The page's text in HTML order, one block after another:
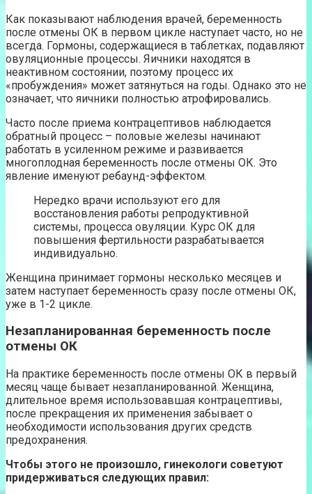
Как показывают наблюдения врачей, беременность
после отмены ОК в первом цикле наступает часто, но не
всегда. Гормоны, содержащиеся в таблетках, подавляют
овуляционные процессы. Яичники находятся в
неактивном состоянии, поэтому процесс их
«пробуждения» может затянуться на годы. Однако это не
означает, что яичники полностью атрофировались.
Часто после приема контрацептивов наблюдается
обратный процесс – половые железы начинают
работать в усиленном режиме и развивается
многоплодная беременность после отмены ОК. Это
явление именуют ребаунд-эффектом.
Нередко врачи используют его для
восстановления работы репродуктивной
системы, процесса овуляции. Курс ОК для
повышения фертильности разрабатывается
индивидуально.
Женщина принимает гормоны несколько месяцев и
затем наступает беременность сразу после отмены ОК,
уже в 1-2 цикле.
Незапланированная беременность после
отмены ОК
На практике беременность после отмены ОК в первый
месяц чаще бывает незапланированной. Женщина,
длительное время использовавшая контрацептивы,
после прекращения их применения забывает о
необходимости использования других средств
предохранения.
Чтобы этого не произошло, гинекологи советуют
придерживаться следующих правил: